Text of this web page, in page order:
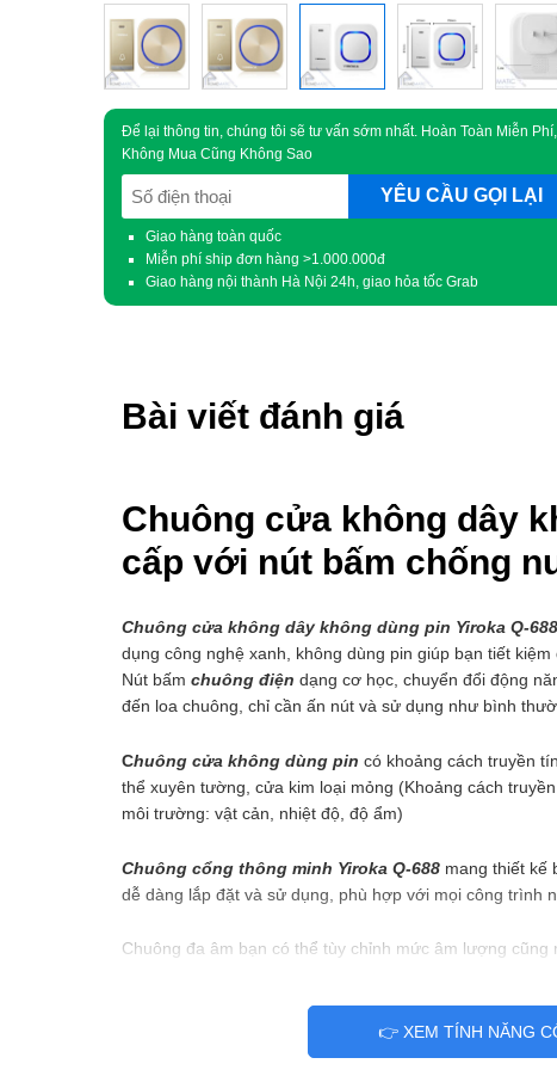
Để lại thông tin, chúng tôi sẽ tư vấn sớm nhất. Hoàn Toàn Miễn Phí,
Không Mua Cũng Không Sao
SĐT
(Required)
Giao hàng toàn quốc
Miễn phí ship đơn hàng >1.000.000đ
Giao hàng nội thành Hà Nội 24h, giao hỏa tốc Grab
Bài viết đánh giá
Chuông cửa không dây
cấp với nút bấm chống
Chuông cửa không dây không dùng pin Yiroka Q-688
dụng công nghệ xanh, không dùng pin giúp bạn tiết
Nút bấm chuông điện dạng cơ học, chuyển đổi động
đến loa chuông, chỉ cần ấn nút và sử dụng như bình
Chuông cửa không dùng pin có khoảng cách truyền
thể xuyên tường, cửa kim loại mỏng (Khoảng cách
môi trường: vật cản, nhiệt độ, độ ẩm)
Chuông cổng thông minh Yiroka Q-688 mang thiết kế
dễ dàng lắp đặt và sử dụng, phù hợp với mọi công trình
Chuông đa âm bạn có thể tùy chỉnh mức âm lượng
gồm 1 loa chuông và 1nút
hợp nhiều loa chuông hoặc nhiều nút bấm với nhau
👉 XEM TÍNH NĂNG